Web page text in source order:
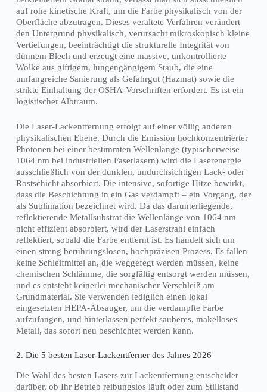
auf rohe kinetische Kraft, um die Farbe physikalisch von der
Oberfläche abzutragen. Dieses veraltete Verfahren verändert
den Untergrund physikalisch, verursacht mikroskopisch kleine
Vertiefungen, beeinträchtigt die strukturelle Integrität von
dünnem Blech und erzeugt eine massive, unkontrollierte
Wolke aus giftigem, lungengängigem Staub, die eine
umfangreiche Sanierung als Gefahrgut (Hazmat) sowie die
strikte Einhaltung der OSHA-Vorschriften erfordert. Es ist ein
logistischer Albtraum.
Die Laser-Lackentfernung erfolgt auf einer völlig anderen
physikalischen Ebene. Durch die Emission hochkonzentrierter
Photonen bei einer bestimmten Wellenlänge (typischerweise
1064 nm bei industriellen Faserlasern) wird die Laserenergie
ausschließlich von der dunklen, undurchsichtigen Lack- oder
Rostschicht absorbiert. Die intensive, sofortige Hitze bewirkt,
dass die Beschichtung in ein Gas verdampft – ein Vorgang, der
als Sublimation bezeichnet wird. Da das darunterliegende,
reflektierende Metallsubstrat die Wellenlänge von 1064 nm
nicht effizient absorbiert, wird der Laserstrahl einfach
reflektiert, sobald die Farbe entfernt ist. Es handelt sich um
einen streng berührungslosen, hochpräzisen Prozess. Es fallen
keine Schleifmittel an, die weggefegt werden müssen, keine
chemischen Schlämme, die sorgfältig entsorgt werden müssen,
und es entsteht keinerlei mechanischer Verschleiß am
Grundmaterial. Sie verwenden lediglich einen lokal
eingesetzten HEPA-Absauger, um die verdampfte Farbe
aufzufangen, und hinterlassen perfekt sauberes, makelloses
Metall, das sofort neu beschichtet werden kann.
2. Die 5 besten Laser-Lackentferner des Jahres 2026
Die Wahl des besten Lasers zur Lackentfernung entscheidet
darüber, ob Ihr Betrieb reibungslos läuft oder zum Stillstand